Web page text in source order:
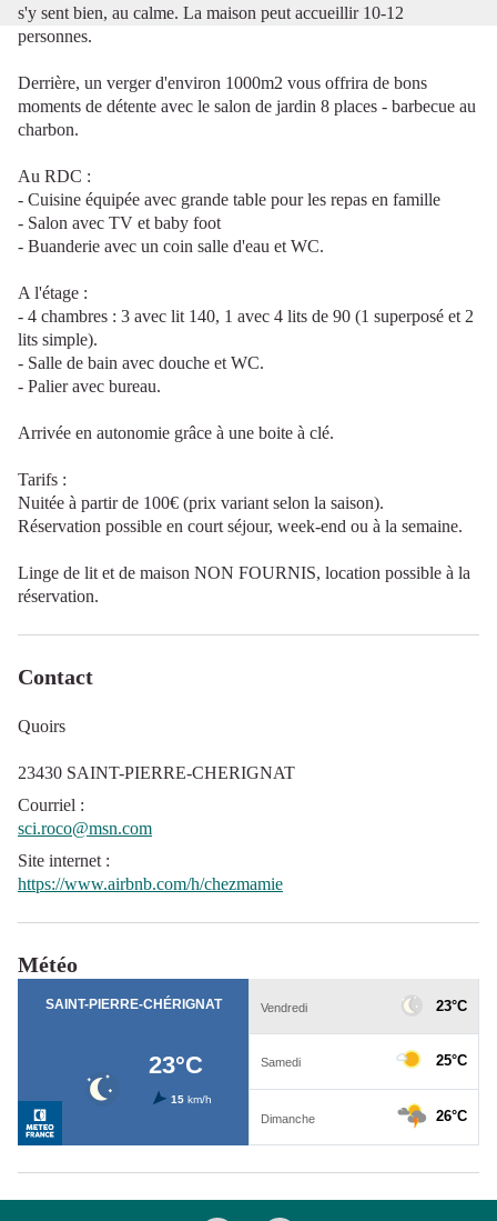
s'y sent bien, au calme. La maison peut accueillir 10-12
personnes.
Derrière, un verger d'environ 1000m2 vous offrira de bons
moments de détente avec le salon de jardin 8 places - barbecue au
charbon.
Au RDC :
- Cuisine équipée avec grande table pour les repas en famille
- Salon avec TV et baby foot
- Buanderie avec un coin salle d'eau et WC.
A l'étage :
- 4 chambres : 3 avec lit 140, 1 avec 4 lits de 90 (1 superposé et 2
lits simple).
- Salle de bain avec douche et WC.
- Palier avec bureau.
Arrivée en autonomie grâce à une boite à clé.
Tarifs :
Nuitée à partir de 100€ (prix variant selon la saison).
Réservation possible en court séjour, week-end ou à la semaine.
Linge de lit et de maison NON FOURNIS, location possible à la
réservation.
Contact
Quoirs
23430 SAINT-PIERRE-CHERIGNAT
Courriel :
sci.roco@msn.com
Site internet :
https://www.airbnb.com/h/chezmamie
Météo